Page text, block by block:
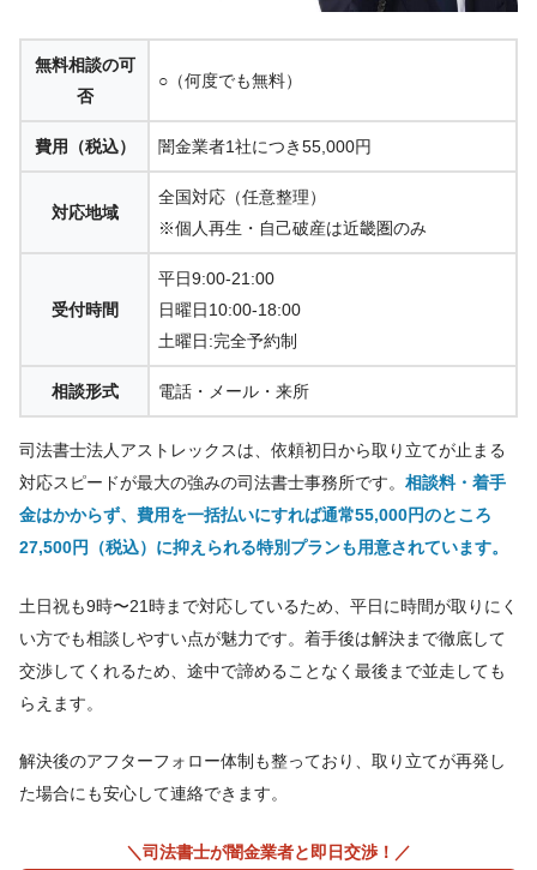
無料相談の可
否
○（何度でも無料）
費用（税込） 闇金業者1社につき55,000円
対応地域
全国対応（任意整理）
※個人再生・自己破産は近畿圏のみ
受付時間
平日9:00-21:00
日曜日10:00-18:00
土曜日:完全予約制
相談形式 電話・メール・来所
司法書士法人アストレックスは、依頼初日から取り立てが止まる
対応スピードが最大の強みの司法書士事務所です。 相談料・着手
金はかからず、費用を一括払いにすれば通常55,000円のところ
27,500円（税込）に抑えられる特別プランも用意されています。
土日祝も9時〜21時まで対応しているため、平日に時間が取りにく
い方でも相談しやすい点が魅力です。着手後は解決まで徹底して
交渉してくれるため、途中で諦めることなく最後まで並走しても
らえます。
解決後のアフターフォロー体制も整っており、取り立てが再発し
た場合にも安心して連絡できます。
＼司法書士が闇金業者と即日交渉！／